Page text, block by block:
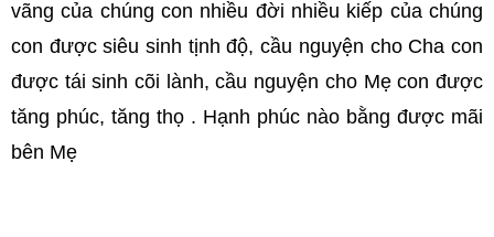
vãng của chúng con nhiều đời nhiều kiếp của chúng
con được siêu sinh tịnh độ, cầu nguyện cho Cha con
được tái sinh cõi lành, cầu nguyện cho Mẹ con được
tăng phúc, tăng thọ . Hạnh phúc nào bằng được mãi
bên Mẹ